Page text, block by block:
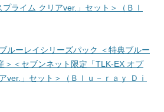
プライム クリアver.」セット＞（Ｂｌ
ルーレイシリーズパック ＜特典ブルー
＞＜セブンネット限定「TLK-EX オプ
ver.」セット＞（Ｂｌｕ－ｒａｙ Ｄｉ